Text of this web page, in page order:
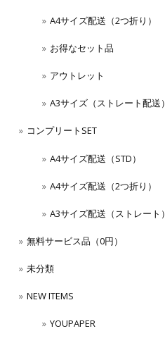
A4サイズ配送（2つ折り）
お得なセット品
アウトレット
A3サイズ（ストレート配送）
コンプリートSET
A4サイズ配送（STD）
A4サイズ配送（2つ折り）
A3サイズ配送（ストレート）
無料サービス品（0円）
未分類
NEW ITEMS
YOUPAPER